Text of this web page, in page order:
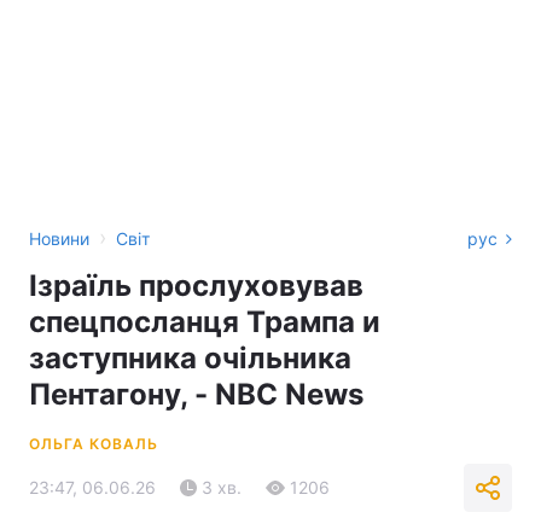
Новини › Світ рус
Ізраїль прослуховував
спецпосланця Трампа и
заступника очільника
Пентагону, - NBC News
ОЛЬГА КОВАЛЬ
23:47, 06.06.26 3 хв. 1206